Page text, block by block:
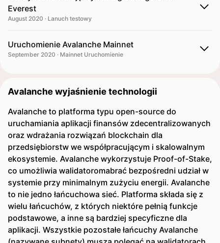
Everest
August 2020 · Lanuch testowy
Uruchomienie Avalanche Mainnet
September 2020 · Mainnet Uruchomienie
Avalanche wyjaśnienie technologii
Avalanche to platforma typu open-source do
uruchamiania aplikacji finansów zdecentralizowanych
oraz wdrażania rozwiązań blockchain dla
przedsiębiorstw we współpracującym i skalowalnym
ekosystemie. Avalanche wykorzystuje Proof-of-Stake,
co umożliwia walidatoromabrać bezpośredni udział w
systemie przy minimalnym zużyciu energii. Avalanche
to nie jedno łańcuchowa sieć. Platforma składa się z
wielu łańcuchów, z których niektóre pełnią funkcje
podstawowe, a inne są bardziej specyficzne dla
aplikacji. Wszystkie pozostałe łańcuchy Avalanche